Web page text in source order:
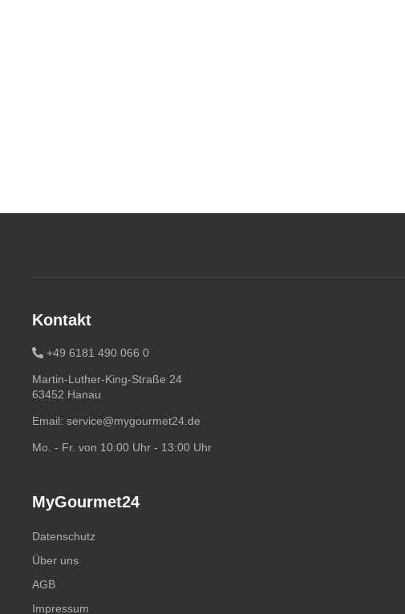
Kontakt
+49 6181 490 066 0
Martin-Luther-King-Straße 24
63452 Hanau
Email: service@mygourmet24.de
Mo. - Fr. von 10:00 Uhr - 13:00 Uhr
MyGourmet24
Datenschutz
Über uns
AGB
Impressum